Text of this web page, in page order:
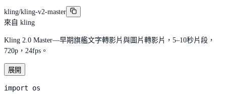
kling/kling-v2-master
來自 kling
Kling 2.0 Master—早期旗艦文字轉影片與圖片轉影片，5–10秒片段，
720p，24fps。
展開
import os